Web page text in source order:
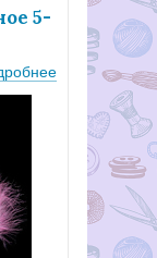
5-